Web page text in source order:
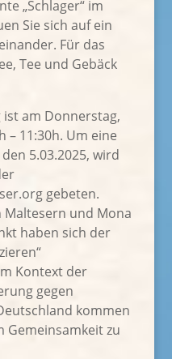
„Schlager“ im
Sie sich auf ein
Für das
Tee und Gebäck
am Donnerstag,
– 11:30h. Um eine
5.03.2025, wird
gebeten.
und Mona
haben sich der
Kontext der
gegen
kommen
Gemeinsamkeit zu